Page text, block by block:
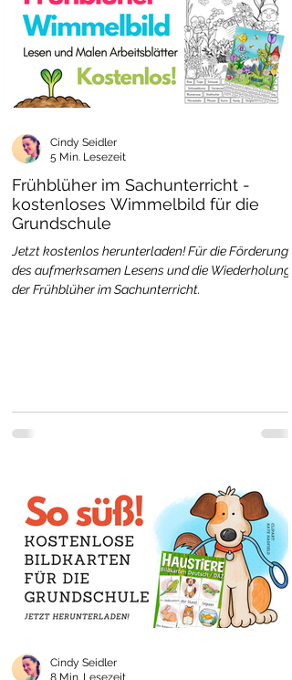
Frühblüher im Sachunterricht -
kostenloses Wimmelbild für die
Grundschule
Jetzt kostenlos herunterladen! Für die Förderung
des aufmerksamen Lesens und die Wiederholung
der Frühblüher im Sachunterricht.
Cindy Seidler
5 Min. Lesezeit
Cindy Seidler
8 Min. Lesezeit